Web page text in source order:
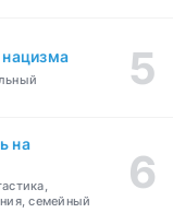
на
семейный